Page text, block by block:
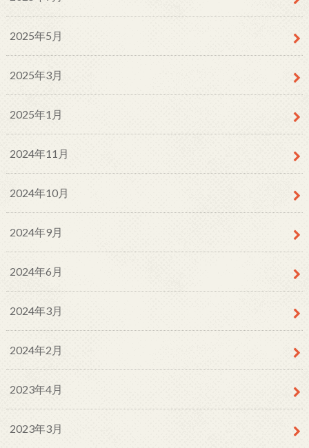
2025年5月
2025年3月
2025年1月
2024年11月
2024年10月
2024年9月
2024年6月
2024年3月
2024年2月
2023年4月
2023年3月